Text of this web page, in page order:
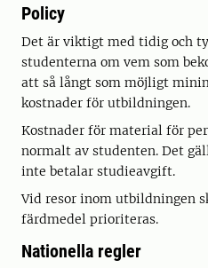
Policy
Det är viktigt med tidig och
studenterna om vem som
att så långt som möjligt
kostnader för utbildningen.
Kostnader för material för
normalt av studenten. Det
inte betalar studieavgift.
Vid resor inom utbildningen
färdmedel prioriteras.
Nationella regler